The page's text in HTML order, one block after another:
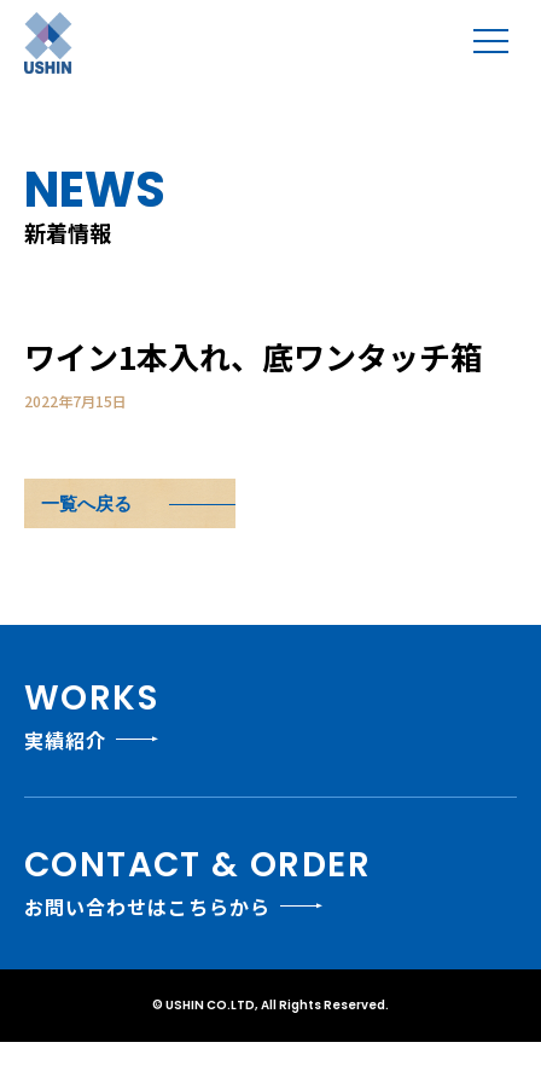
NEWS
新着情報
ワイン1本入れ、底ワンタッチ箱
2022年7月15日
一覧へ戻る
CONTACT & ORDER
お問い合わせはこちらから
WORKS
実績紹介
© USHIN CO.LTD, All Rights Reserved.